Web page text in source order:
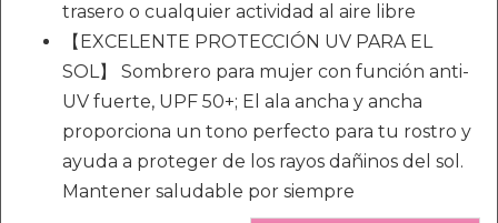
trasero o cualquier actividad al aire libre
【EXCELENTE PROTECCIÓN UV PARA EL
SOL】 Sombrero para mujer con función anti-
UV fuerte, UPF 50+; El ala ancha y ancha
proporciona un tono perfecto para tu rostro y
ayuda a proteger de los rayos dañinos del sol.
Mantener saludable por siempre